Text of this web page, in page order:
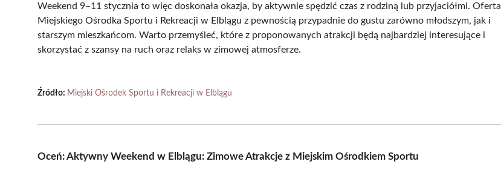
Weekend 9–11 stycznia to więc doskonała okazja, by aktywnie spędzić czas z rodziną lub przyjaciółmi. Oferta
Miejskiego Ośrodka Sportu i Rekreacji w Elblągu z pewnością przypadnie do gustu zarówno młodszym, jak i
starszym mieszkańcom. Warto przemyśleć, które z proponowanych atrakcji będą najbardziej interesujące i
skorzystać z szansy na ruch oraz relaks w zimowej atmosferze.
Źródło: Miejski Ośrodek Sportu i Rekreacji w Elblągu
Oceń: Aktywny Weekend w Elblągu: Zimowe Atrakcje z Miejskim Ośrodkiem Sportu